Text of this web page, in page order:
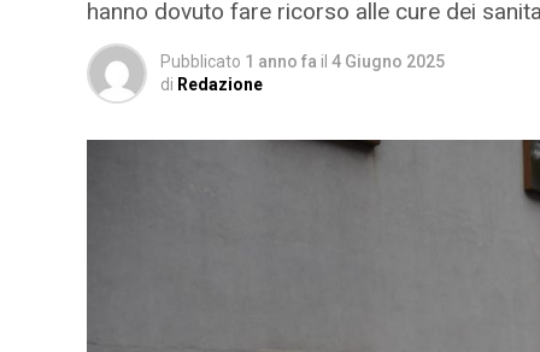
hanno dovuto fare ricorso alle cure dei
Pubblicato 1 anno fa il 4 Giugno 2025
di Redazione